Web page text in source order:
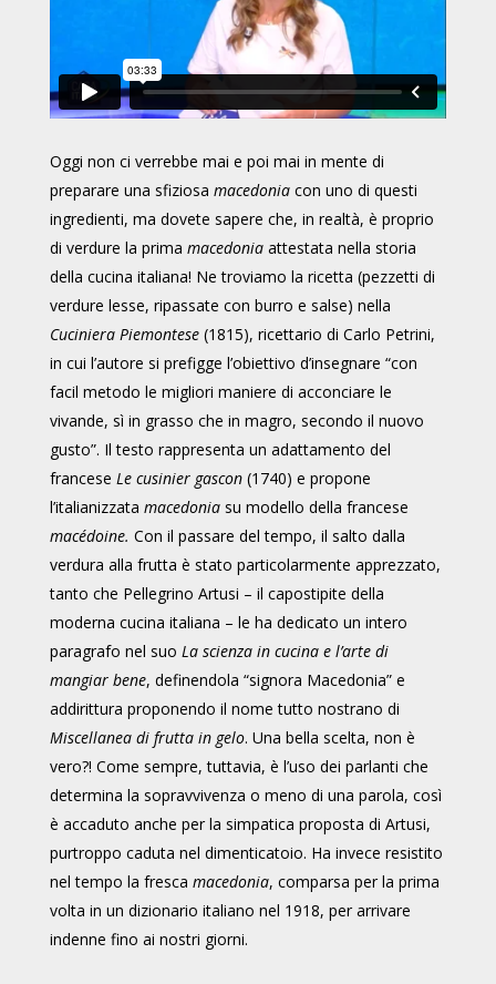
Oggi non ci verrebbe mai e poi mai in mente di
preparare una sfiziosa macedoniacon uno di questi
ingredienti, ma dovete sapere che, in realtà, è proprio
di verdure la prima macedoniaattestata nella storia
della cucina italiana! Ne troviamo la ricetta (pezzetti di
verdure lesse, ripassate con burro e salse) nella
Cuciniera Piemontese(1815), ricettario di Carlo Petrini,
in cui l’autore si prefigge l’obiettivo d’insegnare “con
facil metodo le migliori maniere di acconciare le
vivande, sì in grasso che in magro, secondo il nuovo
gusto”. Il testo rappresenta un adattamento del
francese Le cusinier gascon(1740) e propone
l’italianizzata macedoniasu modello della francese
macédoine. Con il passare del tempo, il salto dalla
verdura alla frutta è stato particolarmente apprezzato,
tanto che Pellegrino Artusi – il capostipite della
moderna cucina italiana – le ha dedicato un intero
paragrafo nel suo La scienza in cucina e l’arte di
mangiar bene, definendola “signora Macedonia” e
addirittura proponendo il nome tutto nostrano di
Miscellanea di frutta in gelo. Una bella scelta, non è
vero?! Come sempre, tuttavia, è l’uso dei parlanti che
determina la sopravvivenza o meno di una parola, così
è accaduto anche per la simpatica proposta di Artusi,
purtroppo caduta nel dimenticatoio. Ha invece resistito
nel tempo la fresca macedonia, comparsa per la prima
volta in un dizionario italiano nel 1918, per arrivare
indenne fino ai nostri giorni.